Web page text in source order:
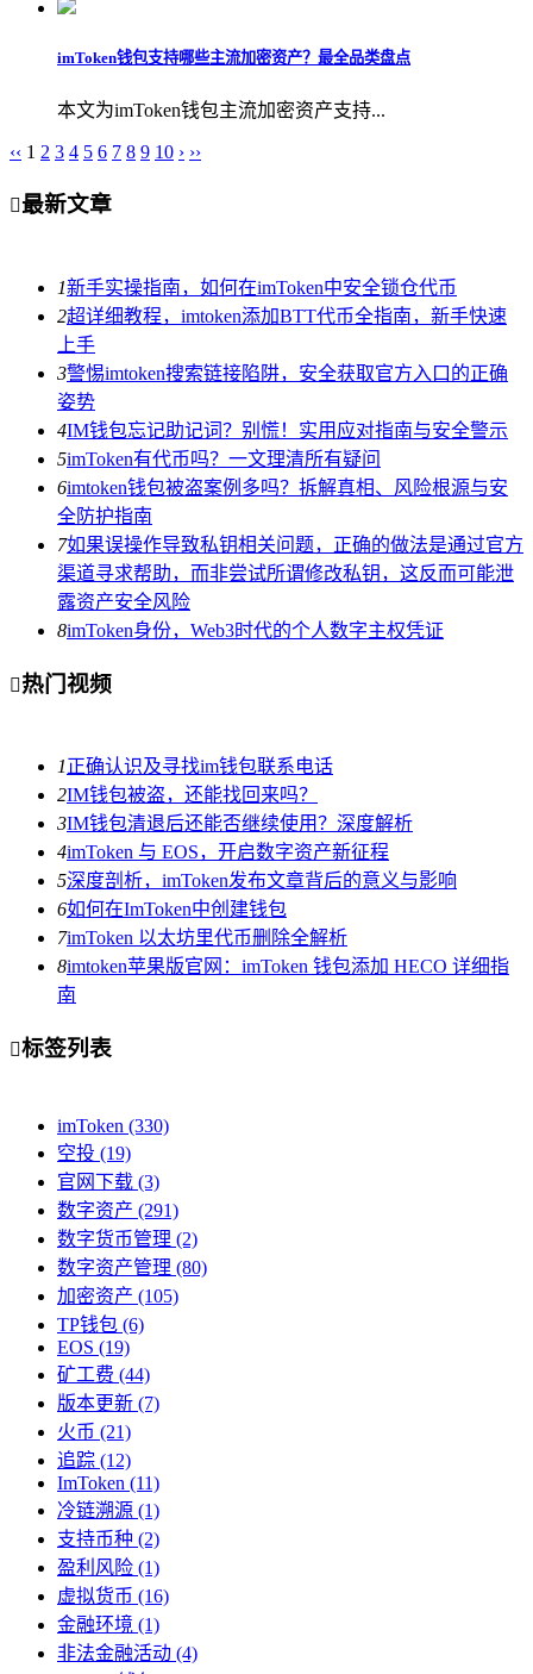
imToken钱包支持哪些主流加密资产？最全品类盘点
本文为imToken钱包主流加密资产支持...
‹‹ 1 2 3 4 5 6 7 8 9 10 › ››
最新文章
1新手实操指南，如何在imToken中安全锁仓代币
2超详细教程，imtoken添加BTT代币全指南，新手快速
上手
3警惕imtoken搜索链接陷阱，安全获取官方入口的正确
姿势
4IM钱包忘记助记词？别慌！实用应对指南与安全警示
5imToken有代币吗？一文理清所有疑问
6imtoken钱包被盗案例多吗？拆解真相、风险根源与安
全防护指南
7如果误操作导致私钥相关问题，正确的做法是通过官方
渠道寻求帮助，而非尝试所谓修改私钥，这反而可能泄
露资产安全风险
8imToken身份，Web3时代的个人数字主权凭证
热门视频
1正确认识及寻找im钱包联系电话
2IM钱包被盗，还能找回来吗？
3IM钱包清退后还能否继续使用？深度解析
4imToken 与 EOS，开启数字资产新征程
5深度剖析，imToken发布文章背后的意义与影响
6如何在ImToken中创建钱包
7imToken 以太坊里代币删除全解析
8imtoken苹果版官网：imToken 钱包添加 HECO 详细指
南
标签列表
imToken (330)
空投 (19)
官网下载 (3)
数字资产 (291)
数字货币管理 (2)
数字资产管理 (80)
加密资产 (105)
TP钱包 (6)
EOS (19)
矿工费 (44)
版本更新 (7)
火币 (21)
追踪 (12)
ImToken (11)
冷链溯源 (1)
支持币种 (2)
盈利风险 (1)
虚拟货币 (16)
金融环境 (1)
非法金融活动 (4)